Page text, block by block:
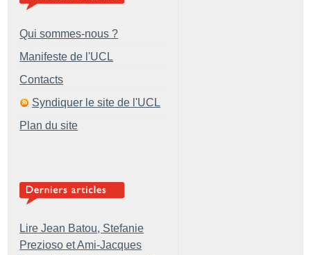
Qui sommes-nous ?
Manifeste de l'UCL
Contacts
Syndiquer le site de l'UCL
Plan du site
Lire Jean Batou, Stefanie
Prezioso et Ami-Jacques